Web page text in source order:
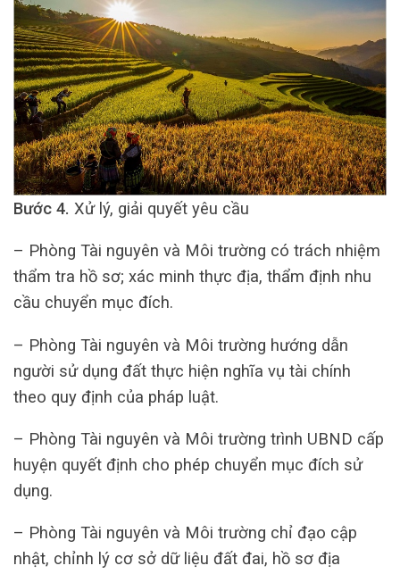
Bước 4. Xử lý, giải quyết yêu cầu
– Phòng Tài nguyên và Môi trường có trách nhiệm
thẩm tra hồ sơ; xác minh thực địa, thẩm định nhu
cầu chuyển mục đích.
– Phòng Tài nguyên và Môi trường hướng dẫn
người sử dụng đất thực hiện nghĩa vụ tài chính
theo quy định của pháp luật.
– Phòng Tài nguyên và Môi trường trình UBND cấp
huyện quyết định cho phép chuyển mục đích sử
dụng.
– Phòng Tài nguyên và Môi trường chỉ đạo cập
nhật, chỉnh lý cơ sở dữ liệu đất đai, hồ sơ địa